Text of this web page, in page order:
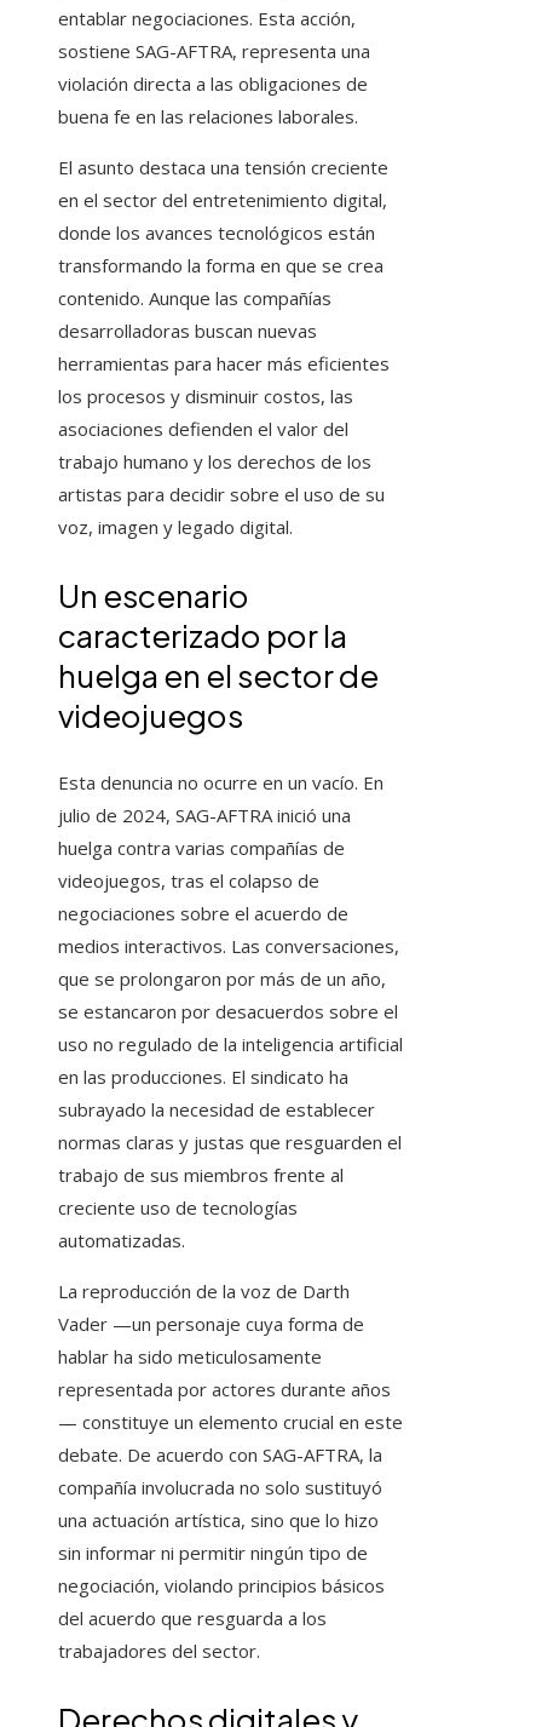
entablar negociaciones. Esta acción,
sostiene SAG-AFTRA, representa una
violación directa a las obligaciones de
buena fe en las relaciones laborales.
El asunto destaca una tensión creciente
en el sector del entretenimiento digital,
donde los avances tecnológicos están
transformando la forma en que se crea
contenido. Aunque las compañías
desarrolladoras buscan nuevas
herramientas para hacer más eficientes
los procesos y disminuir costos, las
asociaciones defienden el valor del
trabajo humano y los derechos de los
artistas para decidir sobre el uso de su
voz, imagen y legado digital.
Un escenario
caracterizado por la
huelga en el sector de
videojuegos
Esta denuncia no ocurre en un vacío. En
julio de 2024, SAG-AFTRA inició una
huelga contra varias compañías de
videojuegos, tras el colapso de
negociaciones sobre el acuerdo de
medios interactivos. Las conversaciones,
que se prolongaron por más de un año,
se estancaron por desacuerdos sobre el
uso no regulado de la inteligencia artificial
en las producciones. El sindicato ha
subrayado la necesidad de establecer
normas claras y justas que resguarden el
trabajo de sus miembros frente al
creciente uso de tecnologías
automatizadas.
La reproducción de la voz de Darth
Vader —un personaje cuya forma de
hablar ha sido meticulosamente
representada por actores durante años
— constituye un elemento crucial en este
debate. De acuerdo con SAG-AFTRA, la
compañía involucrada no solo sustituyó
una actuación artística, sino que lo hizo
sin informar ni permitir ningún tipo de
negociación, violando principios básicos
del acuerdo que resguarda a los
trabajadores del sector.